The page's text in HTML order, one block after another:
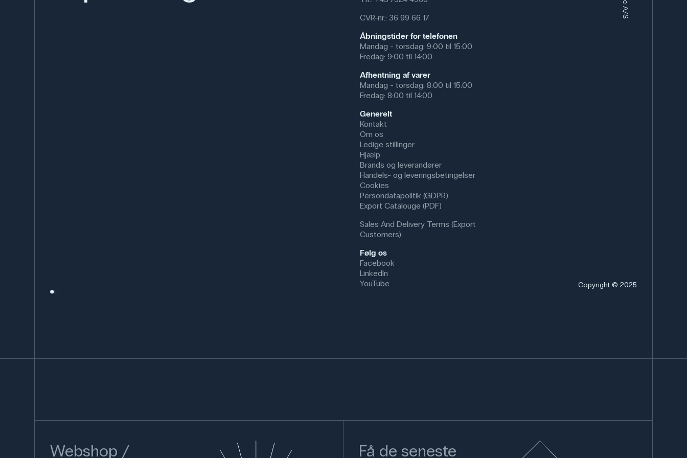
CVR-nr.: 36 99 66 17
Åbningstider for telefonen
Mandag - torsdag: 9:00 til 15:00
Fredag: 9:00 til 14:00
Afhentning af varer
Mandag - torsdag: 8:00 til 15:00
Fredag: 8:00 til 14:00
Generelt
Kontakt
Om os
Ledige stillinger
Hjælp
Brands og leverandører
Handels- og leveringsbetingelser
Cookies
Persondatapolitik (GDPR)
Export Catalouge (PDF)
Sales And Delivery Terms (Export
Customers)
Følg os
Facebook
LinkedIn
YouTube
Copyright © 2025
Webshop Få de seneste